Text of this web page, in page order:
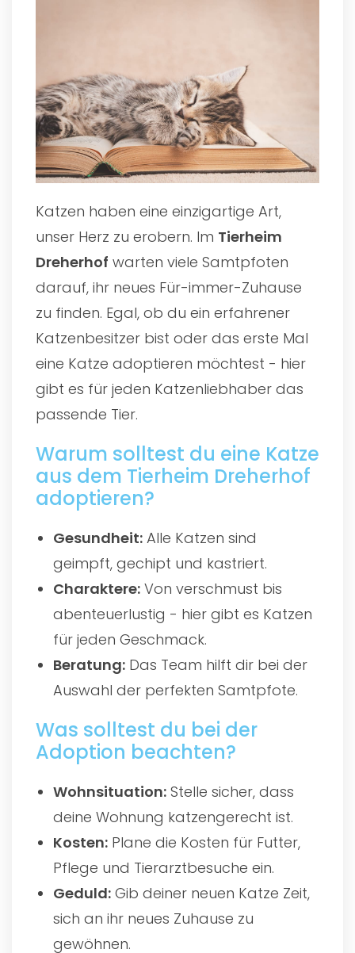
Katzen haben eine einzigartige Art,
unser Herz zu erobern. Im Tierheim
Dreherhof warten viele Samtpfoten
darauf, ihr neues Für-immer-Zuhause
zu finden. Egal, ob du ein erfahrener
Katzenbesitzer bist oder das erste Mal
eine Katze adoptieren möchtest - hier
gibt es für jeden Katzenliebhaber das
passende Tier.
Warum solltest du eine Katze
aus dem Tierheim Dreherhof
adoptieren?
Gesundheit: Alle Katzen sind
geimpft, gechipt und kastriert.
Charaktere: Von verschmust bis
abenteuerlustig - hier gibt es Katzen
für jeden Geschmack.
Beratung: Das Team hilft dir bei der
Auswahl der perfekten Samtpfote.
Was solltest du bei der
Adoption beachten?
Wohnsituation: Stelle sicher, dass
deine Wohnung katzengerecht ist.
Kosten: Plane die Kosten für Futter,
Pflege und Tierarztbesuche ein.
Geduld: Gib deiner neuen Katze Zeit,
sich an ihr neues Zuhause zu
gewöhnen.